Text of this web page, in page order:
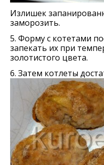
Излишек
заморозить.
5. Форму с котетами
запекать их при
золотистого цвета.
6. Затем котлеты